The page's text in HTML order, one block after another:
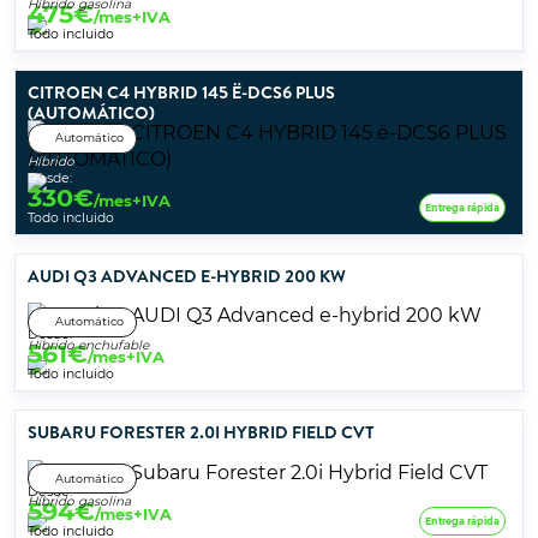
Híbrido gasolina
475€/mes+IVA
Todo incluido
CITROEN C4 HYBRID 145 Ë-DCS6 PLUS
(AUTOMÁTICO)
Automático
Híbrido
Desde:
330€/mes+IVA
Todo incluido
Entrega rápida
AUDI Q3 ADVANCED E-HYBRID 200 KW
Automático
Híbrido enchufable
Desde:
561€/mes+IVA
Todo incluido
SUBARU FORESTER 2.0I HYBRID FIELD CVT
Automático
Híbrido gasolina
Desde:
594€/mes+IVA
Todo incluido
Entrega rápida